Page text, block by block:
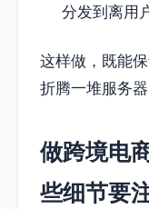
分发到离用
这样做，既能
折腾一堆服务
做跨境电
些细节要